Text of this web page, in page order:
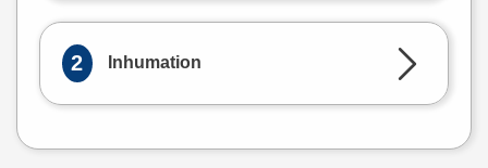
2 Inhumation